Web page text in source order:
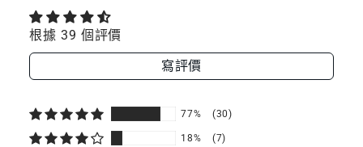
根據 39 個評價
寫評價
77% (30)
18% (7)